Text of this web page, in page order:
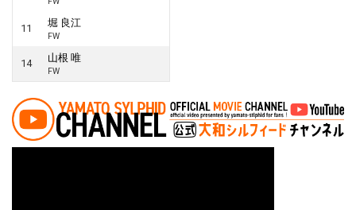
11 堀 良江
FW
14 山根 唯
FW
投稿ナビゲーション